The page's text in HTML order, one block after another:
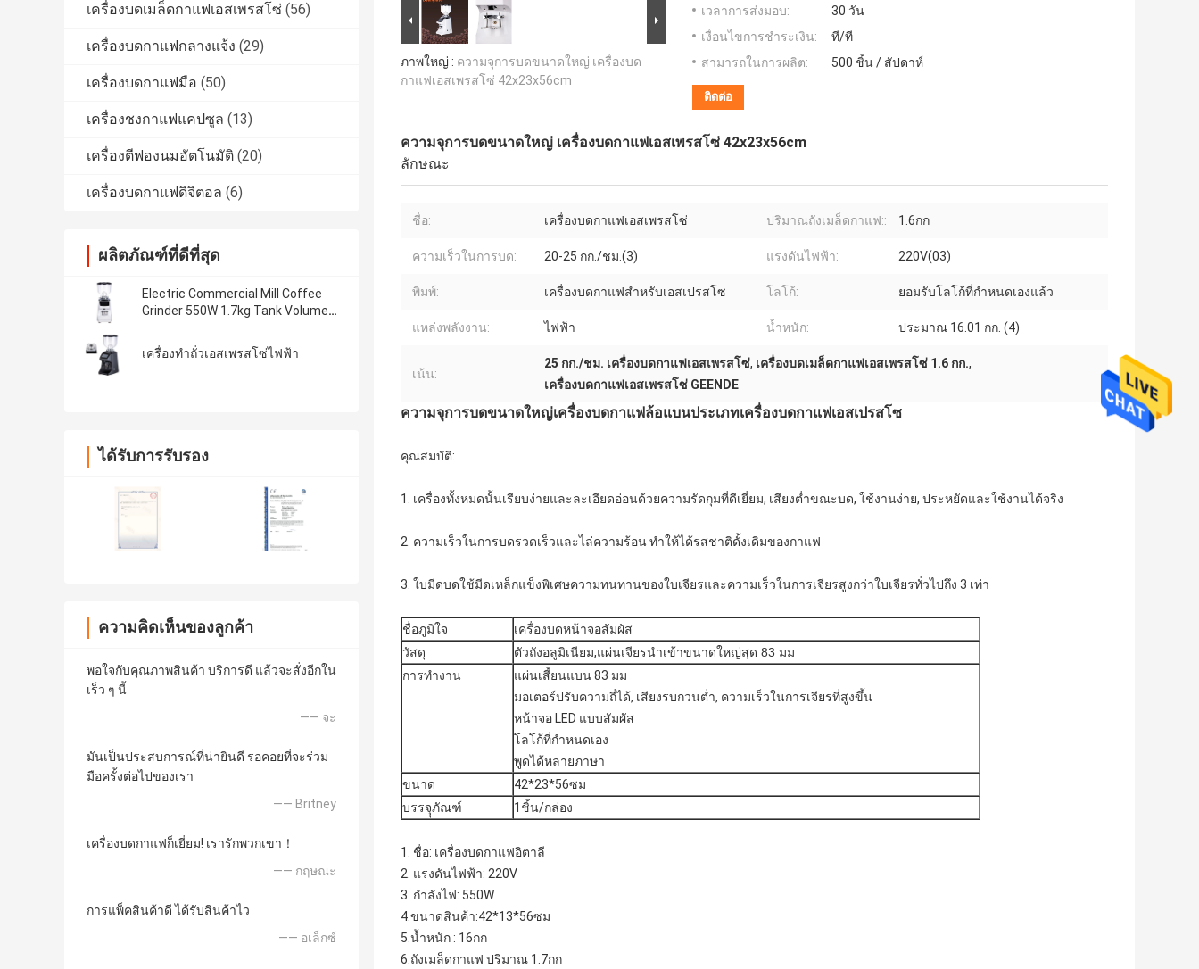
เครื่องบดเมล็ดกาแฟเอสเพรสโซ่ (56)
เครื่องบดกาแฟกลางแจ้ง (29)
เครื่องบดกาแฟมือ (50)
เครื่องชงกาแฟแคปซูล (13)
เครื่องตีฟองนมอัตโนมัติ (20)
เครื่องบดกาแฟดิจิตอล (6)
ผลิตภัณฑ์ที่ดีที่สุด
Electric Commercial Mill Coffee
Grinder 550W 1.7kg Tank Volume
เครื่องทำถั่วเอสเพรสโซ่ไฟฟ้า
ได้รับการรับรอง
ความคิดเห็นของลูกค้า
พอใจกับคุณภาพสินค้า บริการดี แล้วจะสั่งอีกใน
เร็ว ๆ นี้
—— จะ
มันเป็นประสบการณ์ที่น่ายินดี รอคอยที่จะร่วม
มือครั้งต่อไปของเรา
—— Britney
เครื่องบดกาแฟก็เยี่ยม! เรารักพวกเขา！
—— กฤษณะ
การแพ็คสินค้าดี ได้รับสินค้าไว
—— อเล็กซ์
ภาพใหญ่ : ความจุการบดขนาดใหญ่ เครื่องบด
กาแฟเอสเพรสโซ่ 42x23x56cm
เวลาการส่งมอบ:
30 วัน
เงื่อนไขการชำระเงิน:
ที/ที
สามารถในการผลิต:
500 ชิ้น / สัปดาห์
ติดต่อ
ความจุการบดขนาดใหญ่ เครื่องบดกาแฟเอสเพรสโซ่ 42x23x56cm
ลักษณะ
ชื่อ: เครื่องบดกาแฟเอสเพรสโซ่ ปริมาณถังเมล็ดกาแฟ:: 1.6กก
ความเร็วในการบด: 20-25 กก./ชม.(3) แรงดันไฟฟ้า: 220V(03)
พิมพ์: เครื่องบดกาแฟสำหรับเอสเปรสโซ โลโก้: ยอมรับโลโก้ที่กำหนดเองแล้ว
แหล่งพลังงาน: ไฟฟ้า น้ำหนัก: ประมาณ 16.01 กก. (4)
เน้น:
25 กก./ชม. เครื่องบดกาแฟเอสเพรสโซ่, เครื่องบดเมล็ดกาแฟเอสเพรสโซ่ 1.6 กก.,
เครื่องบดกาแฟเอสเพรสโซ่ GEENDE
ความจุการบดขนาดใหญ่เครื่องบดกาแฟล้อแบนประเภทเครื่องบดกาแฟเอสเปรสโซ
คุณสมบัติ:
1. เครื่องทั้งหมดนั้นเรียบง่ายและละเอียดอ่อนด้วยความรัดกุมที่ดีเยี่ยม, เสียงต่ำขณะบด, ใช้งานง่าย, ประหยัดและใช้งานได้จริง
2. ความเร็วในการบดรวดเร็วและไล่ความร้อน ทำให้ได้รสชาติดั้งเดิมของกาแฟ
3. ใบมีดบดใช้มีดเหล็กแข็งพิเศษความทนทานของใบเจียรและความเร็วในการเจียรสูงกว่าใบเจียรทั่วไปถึง 3 เท่า
ชื่อภูมิใจ
เครื่องบดหน้าจอสัมผัส
วัสดุ
ตัวถังอลูมิเนียม,แผ่นเจียรนำเข้าขนาดใหญ่สุด 83 มม
การทำงาน
แผ่นเสี้ยนแบน 83 มม
มอเตอร์ปรับความถี่ได้, เสียงรบกวนต่ำ, ความเร็วในการเจียรที่สูงขึ้น
หน้าจอ LED แบบสัมผัส
โลโก้ที่กำหนดเอง
พูดได้หลายภาษา
ขนาด
42*23*56ซม
บรรจุุภัณฑ์
1ชิ้น/กล่อง
1. ชื่อ: เครื่องบดกาแฟอิตาลี
2. แรงดันไฟฟ้า: 220V
3. กำลังไฟ: 550W
4.ขนาดสินค้า:42*13*56ซม
5.น้ำหนัก : 16กก
6.ถังเมล็ดกาแฟ ปริมาณ 1.7กก